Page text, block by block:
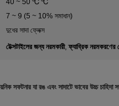
40 ~ 50 ℃ ℃
7 ~ 9 (5 ~ 10% সমাধান)
দুধের সাদা ফ্লেক্স
টেক্সটাইলের জন্য নরমকারী,ফ্যাব্রিক নরমকরণের
সফটনার যা রঙ এবং সাদাটে ভাবের উচ্চ চাহিদা